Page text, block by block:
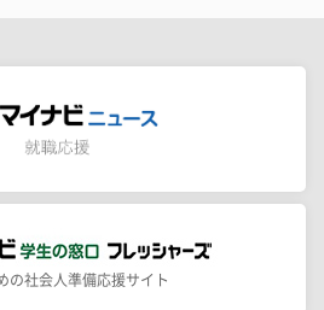
の社会人準備応援サイト